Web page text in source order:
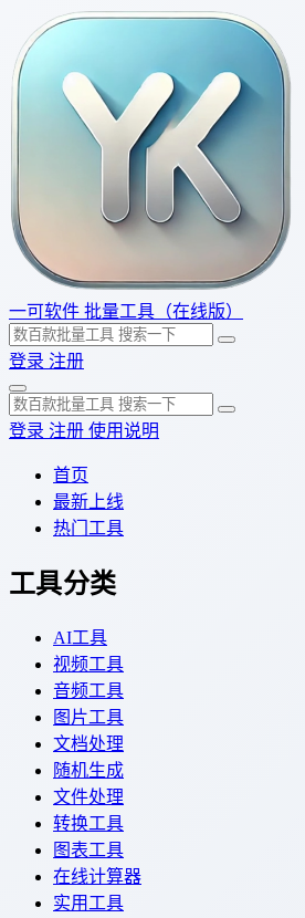
一可软件 批量工具（在线版）
登录 注册
登录 注册 使用说明
首页
最新上线
热门工具
工具分类
AI工具
视频工具
音频工具
图片工具
文档处理
随机生成
文件处理
转换工具
图表工具
在线计算器
实用工具